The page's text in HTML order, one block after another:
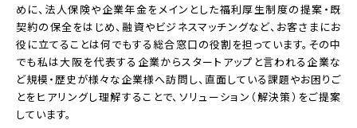
めに、法人保険や企業年金をメインとした福利厚生制度の提案・既
契約の保全をはじめ、融資やビジネスマッチングなど、お客さまにお
役に立てることは何でもする総合窓口の役割を担っています。その中
でも私は大阪を代表する企業からスタートアップと言われる企業な
ど規模・歴史が様々な企業様へ訪問し、直面している課題やお困りご
とをヒアリングし理解することで、ソリューション（解決策）をご提案
しています。